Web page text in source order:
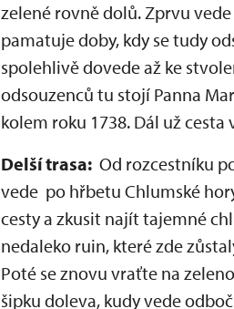
zelené rovně dolů. Zprvu
pamatuje doby, kdy se tudy
spolehlivě dovede až ke
odsouzenců tu stojí Panna
kolem roku 1738. Dál už
Delší trasa: Od rozcestníku
vede po hřbetu Chlumské
cesty a zkusit najít tajemné
nedaleko ruin, které zde
Poté se znovu vraťte na
šipku doleva, kudy vede